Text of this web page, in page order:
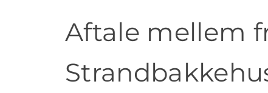
Aftale mellem